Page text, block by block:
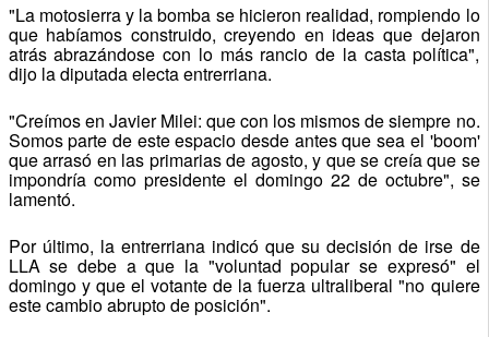
"La motosierra y la bomba se hicieron realidad, rompiendo lo
que habíamos construido, creyendo en ideas que dejaron
atrás abrazándose con lo más rancio de la casta política",
dijo la diputada electa entrerriana.
"Creímos en Javier Milei: que con los mismos de siempre no.
Somos parte de este espacio desde antes que sea el 'boom'
que arrasó en las primarias de agosto, y que se creía que se
impondría como presidente el domingo 22 de octubre", se
lamentó.
Por último, la entrerriana indicó que su decisión de irse de
LLA se debe a que la "voluntad popular se expresó" el
domingo y que el votante de la fuerza ultraliberal "no quiere
este cambio abrupto de posición".